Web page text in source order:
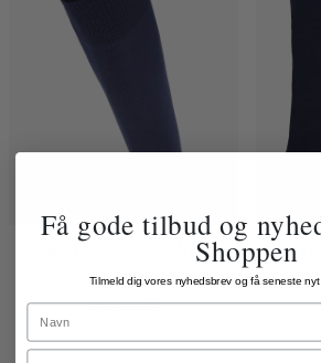
1885 Footless Sok, Navy
149,00 kr.
1885
Få gode tilbud og
Shoppen
Tilmeld dig vores nyhedsbrev og få seneste
Name
Email